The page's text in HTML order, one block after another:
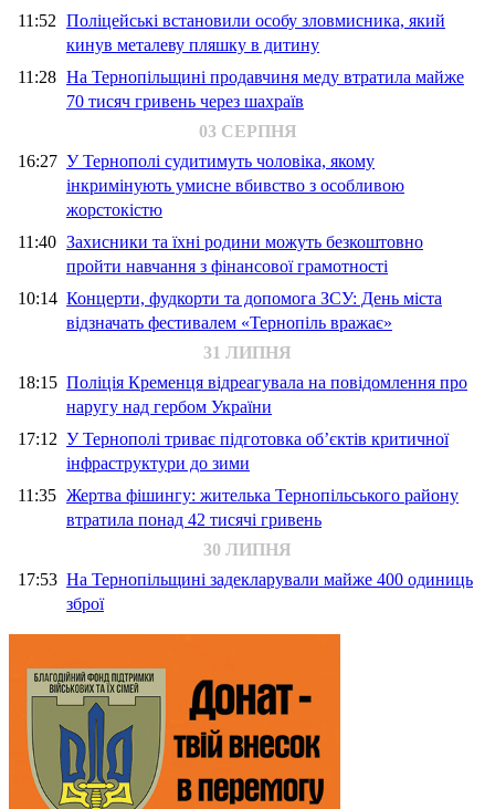
11:52 Поліцейські встановили особу зловмисника, який
кинув металеву пляшку в дитину
11:28 На Тернопільщині продавчиня меду втратила майже
70 тисяч гривень через шахраїв
03 СЕРПНЯ
16:27 У Тернополі судитимуть чоловіка, якому
інкримінують умисне вбивство з особливою
жорстокістю
11:40 Захисники та їхні родини можуть безкоштовно
пройти навчання з фінансової грамотності
10:14 Концерти, фудкорти та допомога ЗСУ: День міста
відзначать фестивалем «Тернопіль вражає»
31 ЛИПНЯ
18:15 Поліція Кременця відреагувала на повідомлення про
наругу над гербом України
17:12 У Тернополі триває підготовка об’єктів критичної
інфраструктури до зими
11:35 Жертва фішингу: жителька Тернопільського району
втратила понад 42 тисячі гривень
30 ЛИПНЯ
17:53 На Тернопільщині задекларували майже 400 одиниць
зброї